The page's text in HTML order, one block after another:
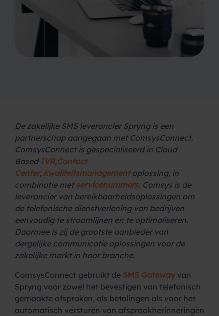
De zakelijke SMS leverancier Spryng is een
partnerschap aangegaan met ComsysConnect.
ComsysConnect is gespecialiseerd in Cloud
BasedIVR,Contact
Center, kwaliteitsmanagementoplossing, in
combinatie metservicenummers. Comsys is de
leverancier van bereikbaarheidsoplossingen om
de telefonische dienstverlening van bedrijven
eenvoudig te stroomlijnen en te optimaliseren.
Daarmee is zij de grootste aanbieder van
dergelijke communicatie oplossingen voor de
zakelijke markt in haar branche.
ComsysConnect gebruikt de SMS Gatewayvan
Spryng voor zowel het bevestigen van telefonisch
gemaakte afspraken, als betalingen als voor het
automatisch versturen van afspraakherinneringen